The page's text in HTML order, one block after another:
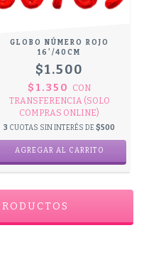
GLOBO NÚMERO ROJO
16'/40CM
$1.500
$1.350
CON
TRANSFERENCIA (SOLO
COMPRAS ONLINE)
3 CUOTAS SIN INTERÉS DE $500
AGREGAR AL CARRITO